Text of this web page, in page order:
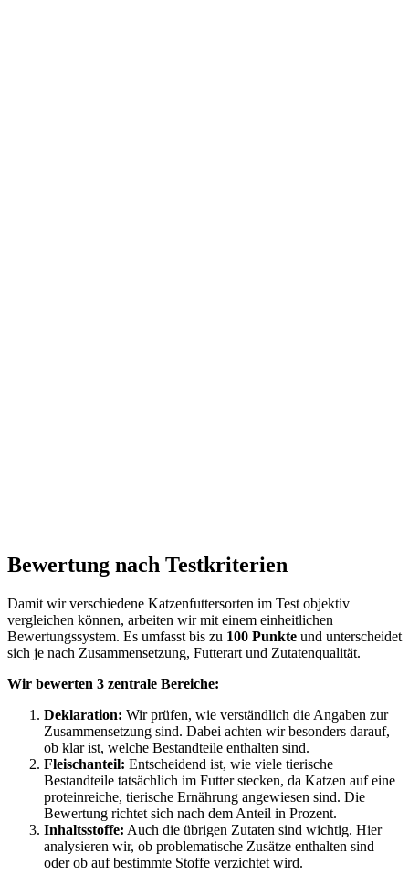
Bewertung nach Testkriterien
Damit wir verschiedene Katzenfuttersorten im Test objektiv
vergleichen können, arbeiten wir mit einem einheitlichen
Bewertungssystem. Es umfasst bis zu 100 Punkte und unterscheidet
sich je nach Zusammensetzung, Futterart und Zutatenqualität.
Wir bewerten 3 zentrale Bereiche:
Deklaration: Wir prüfen, wie verständlich die Angaben zur
Zusammensetzung sind. Dabei achten wir besonders darauf,
ob klar ist, welche Bestandteile enthalten sind.
Fleischanteil: Entscheidend ist, wie viele tierische
Bestandteile tatsächlich im Futter stecken, da Katzen auf eine
proteinreiche, tierische Ernährung angewiesen sind. Die
Bewertung richtet sich nach dem Anteil in Prozent.
Inhaltsstoffe: Auch die übrigen Zutaten sind wichtig. Hier
analysieren wir, ob problematische Zusätze enthalten sind
oder ob auf bestimmte Stoffe verzichtet wird.